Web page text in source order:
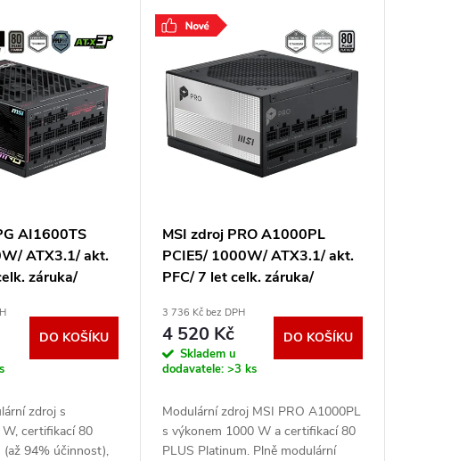
AI1600TS
ATX3.1/ akt.
záruka/
Titaniu MPG
DO KOŠÍKU
zdroj s
certifikací 80
(až 94% účinnost),
MSI zdroj PRO A1000PL
PCIE5/ 1000W/ ATX3.1/ akt.
PFC/ 7 let celk. záruka/
kabeláž/ 80PLUS Platinum
306-7ZPLX11-HD8
3 736 Kč bez DPH
4 520 Kč
Skladem u
dodavatele: >3 ks
DO KOŠÍKU
Modulární zdroj MSI PRO A1000PL
s výkonem 1000 W a certifikací 80
PLUS Platinum. Plně modulární